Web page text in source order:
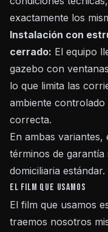
exactamente los
Instalación con
cerrado: El equipo
gazebo con
lo que limita las
ambiente
correcta.
En ambas
términos de
domiciliaria estándar.
El film que usamos
El film que usamos
traemos nosotros